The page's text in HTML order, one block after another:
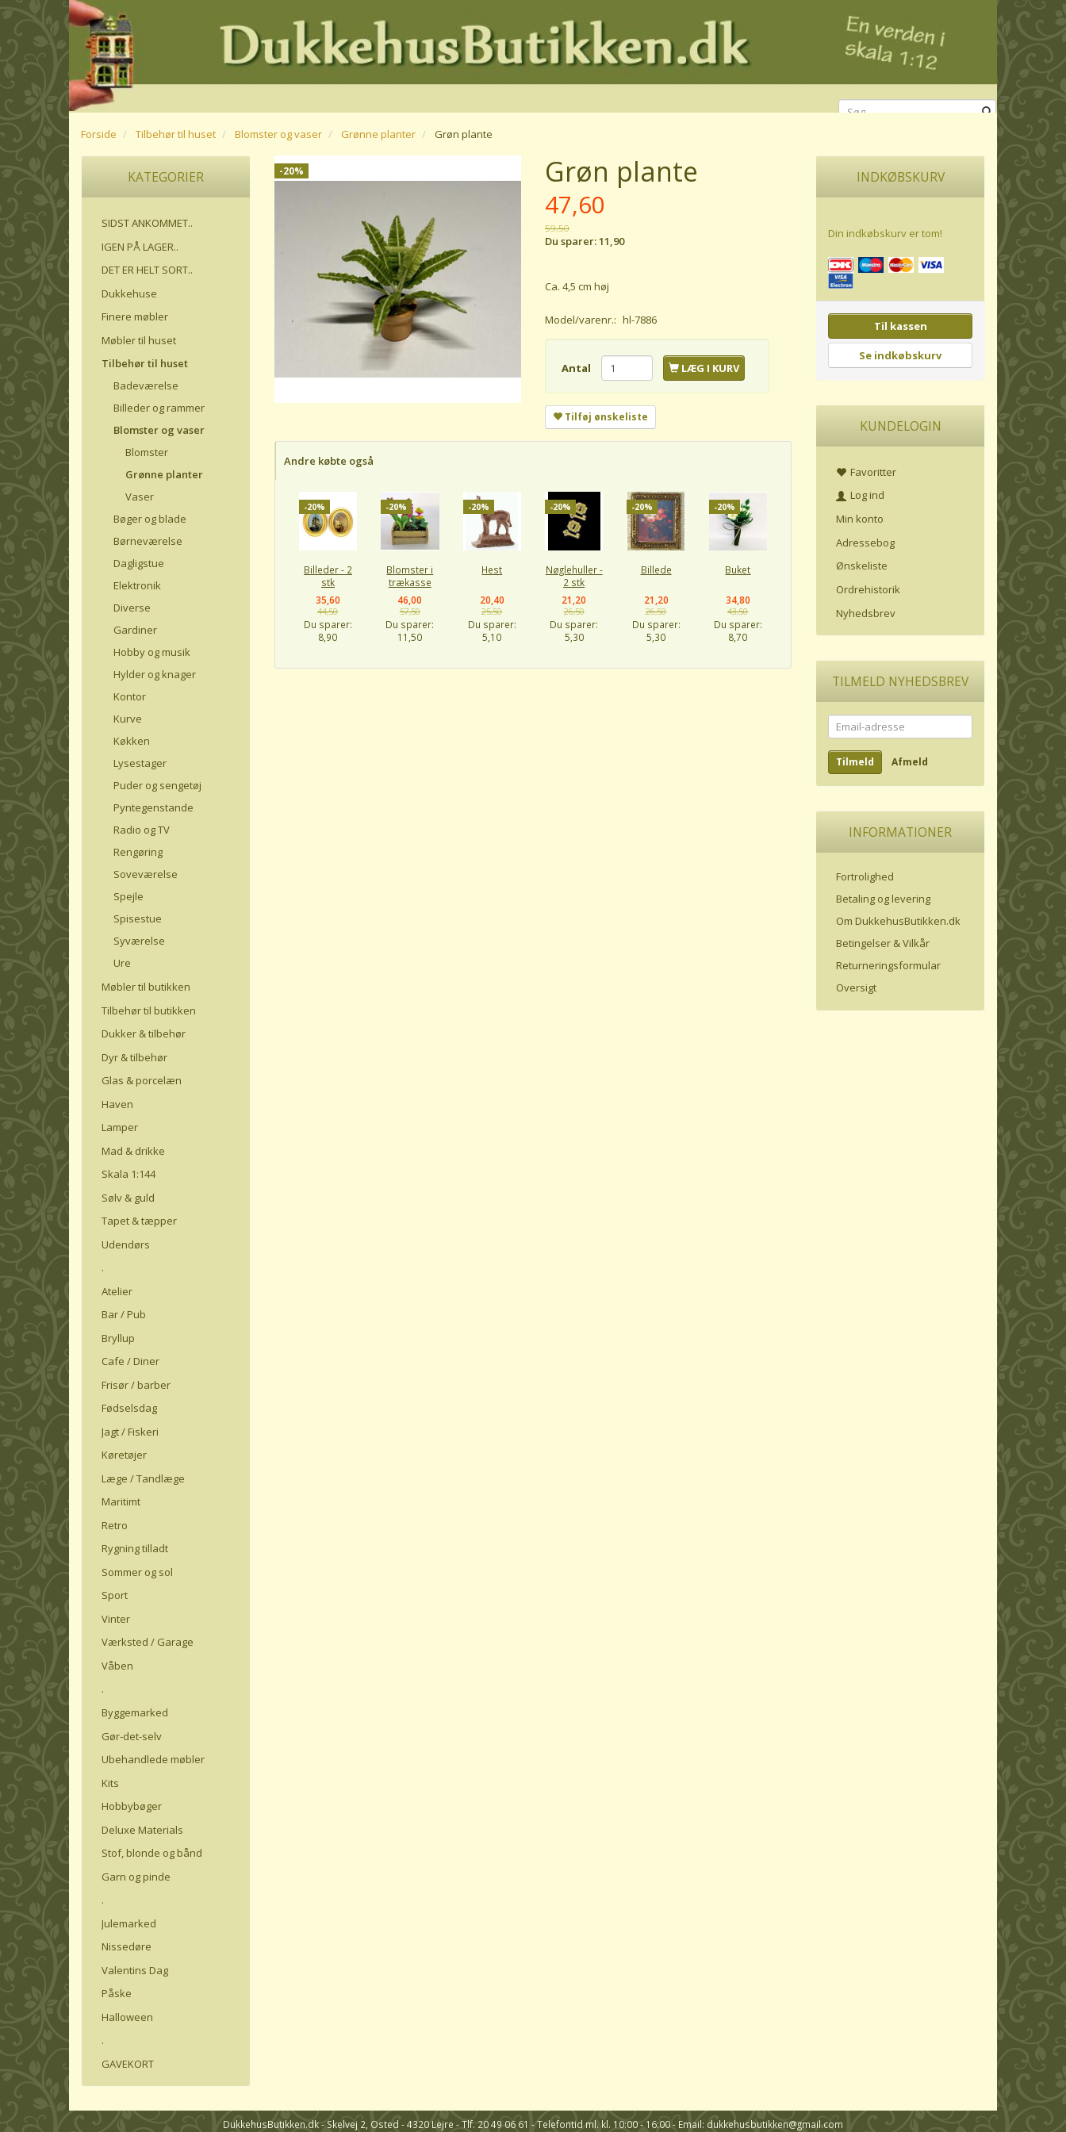
Forside Tilbehør til huset Blomster og vaser Grønne planter Grøn plante
KATEGORIER
SIDST ANKOMMET..
IGEN PÅ LAGER..
DET ER HELT SORT..
Dukkehuse
Finere møbler
Møbler til huset
Tilbehør til huset
Badeværelse
Billeder og rammer
Blomster og vaser
Blomster
Grønne planter
Vaser
Bøger og blade
Børneværelse
Dagligstue
Elektronik
Diverse
Gardiner
Hobby og musik
Hylder og knager
Kontor
Kurve
Køkken
Lysestager
Puder og sengetøj
Pyntegenstande
Radio og TV
Rengøring
Soveværelse
Spejle
Spisestue
Syværelse
Ure
Møbler til butikken
Tilbehør til butikken
Dukker & tilbehør
Dyr & tilbehør
Glas & porcelæn
Haven
Lamper
Mad & drikke
Skala 1:144
Sølv & guld
Tapet & tæpper
Udendørs
.
Atelier
Bar / Pub
Bryllup
Cafe / Diner
Frisør / barber
Fødselsdag
Jagt / Fiskeri
Køretøjer
Læge / Tandlæge
Maritimt
Retro
Rygning tilladt
Sommer og sol
Sport
Vinter
Værksted / Garage
Våben
.
Byggemarked
Gør-det-selv
Ubehandlede møbler
Kits
Hobbybøger
Deluxe Materials
Stof, blonde og bånd
Garn og pinde
.
Julemarked
Nissedøre
Valentins Dag
Påske
Halloween
.
GAVEKORT
-20% Grøn plante
47,60
59,50
Du sparer:11,90
Ca. 4,5 cm høj
Model/varenr.: hl-7886
Antal LÆG I KURV
Tilføj ønskeliste
Andre købte også
-20%
Billeder - 2
stk
35,60
44,50
Du sparer:
8,90
-20%
Blomster i
trækasse
46,00
57,50
Du sparer:
11,50
-20%
Hest
20,40
25,50
Du sparer:
5,10
-20%
Nøglehuller -
2 stk
21,20
26,50
Du sparer:
5,30
-20%
Billede
21,20
26,50
Du sparer:
5,30
-20%
Buket
34,80
43,50
Du sparer:
8,70
INDKØBSKURV
Din indkøbskurv er tom!
Til kassen
Se indkøbskurv
KUNDELOGIN
Favoritter
Log ind
Min konto
Adressebog
Ønskeliste
Ordrehistorik
Nyhedsbrev
TILMELD NYHEDSBREV
Email-
adresse
Tilmeld Afmeld
INFORMATIONER
Fortrolighed
Betaling og levering
Om DukkehusButikken.dk
Betingelser & Vilkår
Returneringsformular
Oversigt
DukkehusButikken.dk - Skelvej 2, Osted - 4320 Lejre - Tlf. 20 49 06 61 - Telefontid ml. kl. 10:00 - 16:00 - Email: dukkehusbutikken@gmail.com